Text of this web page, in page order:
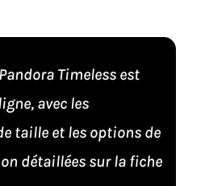
Timeless est
avec les
taille et les options de
détaillées sur la fiche